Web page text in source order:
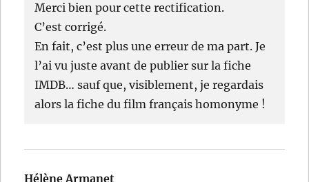
Merci bien pour cette rectification.
C’est corrigé.
En fait, c’est plus une erreur de ma part. Je
l’ai vu juste avant de publier sur la fiche
IMDB… sauf que, visiblement, je regardais
alors la fiche du film français homonyme !
Hélène Armanet